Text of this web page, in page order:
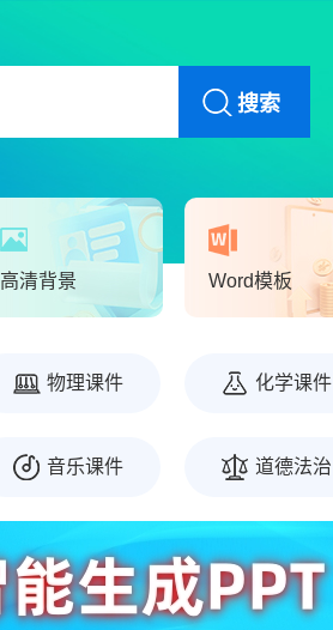
搜索
高清背景 Word模板
物理课件 化学课件
音乐课件 道德法治